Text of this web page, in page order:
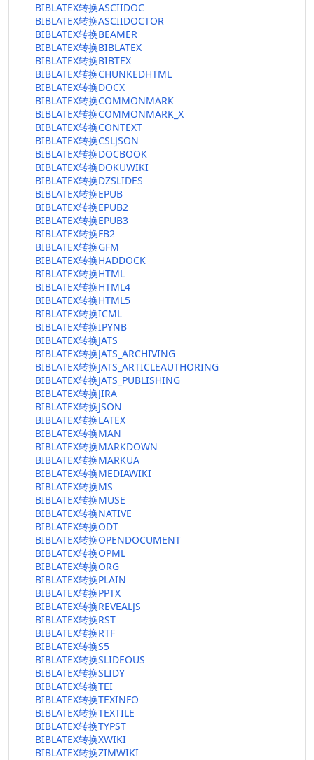
BIBLATEX转换ASCIIDOC
BIBLATEX转换ASCIIDOCTOR
BIBLATEX转换BEAMER
BIBLATEX转换BIBLATEX
BIBLATEX转换BIBTEX
BIBLATEX转换CHUNKEDHTML
BIBLATEX转换DOCX
BIBLATEX转换COMMONMARK
BIBLATEX转换COMMONMARK_X
BIBLATEX转换CONTEXT
BIBLATEX转换CSLJSON
BIBLATEX转换DOCBOOK
BIBLATEX转换DOKUWIKI
BIBLATEX转换DZSLIDES
BIBLATEX转换EPUB
BIBLATEX转换EPUB2
BIBLATEX转换EPUB3
BIBLATEX转换FB2
BIBLATEX转换GFM
BIBLATEX转换HADDOCK
BIBLATEX转换HTML
BIBLATEX转换HTML4
BIBLATEX转换HTML5
BIBLATEX转换ICML
BIBLATEX转换IPYNB
BIBLATEX转换JATS
BIBLATEX转换JATS_ARCHIVING
BIBLATEX转换JATS_ARTICLEAUTHORING
BIBLATEX转换JATS_PUBLISHING
BIBLATEX转换JIRA
BIBLATEX转换JSON
BIBLATEX转换LATEX
BIBLATEX转换MAN
BIBLATEX转换MARKDOWN
BIBLATEX转换MARKUA
BIBLATEX转换MEDIAWIKI
BIBLATEX转换MS
BIBLATEX转换MUSE
BIBLATEX转换NATIVE
BIBLATEX转换ODT
BIBLATEX转换OPENDOCUMENT
BIBLATEX转换OPML
BIBLATEX转换ORG
BIBLATEX转换PLAIN
BIBLATEX转换PPTX
BIBLATEX转换REVEALJS
BIBLATEX转换RST
BIBLATEX转换RTF
BIBLATEX转换S5
BIBLATEX转换SLIDEOUS
BIBLATEX转换SLIDY
BIBLATEX转换TEI
BIBLATEX转换TEXINFO
BIBLATEX转换TEXTILE
BIBLATEX转换TYPST
BIBLATEX转换XWIKI
BIBLATEX转换ZIMWIKI